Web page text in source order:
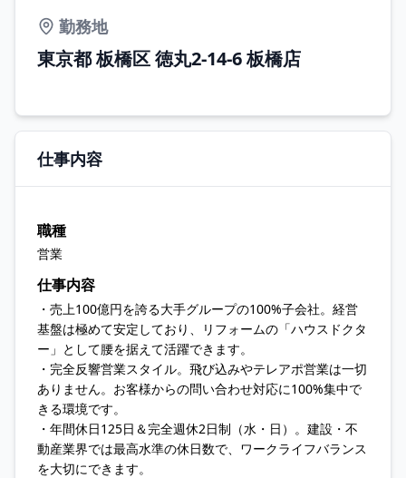
勤務地
東京都 板橋区 徳丸2-14-6 板橋店
仕事内容
職種
営業
仕事内容
・売上100億円を誇る大手グループの100%子会社。経営
基盤は極めて安定しており、リフォームの「ハウスドクタ
ー」として腰を据えて活躍できます。
・完全反響営業スタイル。飛び込みやテレアポ営業は一切
ありません。お客様からの問い合わせ対応に100%集中で
きる環境です。
・年間休日125日＆完全週休2日制（水・日）。建設・不
動産業界では最高水準の休日数で、ワークライフバランス
を大切にできます。